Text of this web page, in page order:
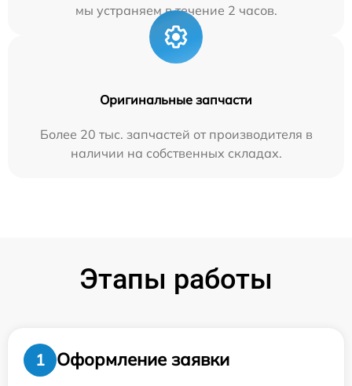
мы устраняем в течение 2 часов.
Оригинальные запчасти
Более 20 тыс. запчастей от производителя в
наличии на собственных складах.
Этапы работы
1
Оформление заявки